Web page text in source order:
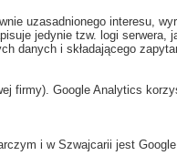
uzasadnionego interesu,
jedynie tzw. logi
danych i składającego
firmy). Google Analytics
i w Szwajcarii jest